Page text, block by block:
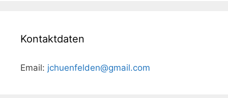
Kontaktdaten
Email: jchuenfelden@gmail.com